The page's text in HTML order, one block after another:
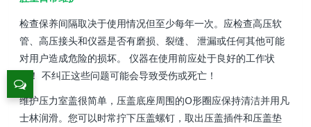
检查保养间隔取决于使用情况但至少每年一次。应检查高压软
管、高压接头和仪器是否有磨损、裂缝、 泄漏或任何其他可能
对用户造成危险的损坏。 仪器在使用前应处于良好的工作状
态！ 不纠正这些问题可能会导致受伤或死亡！
维护压力室盖很简单， 压盖底座周围的O形圈应保持清洁并用 凡
士林润滑。您可以时常拧下压盖螺钉，取出压盖插件和压盖垫